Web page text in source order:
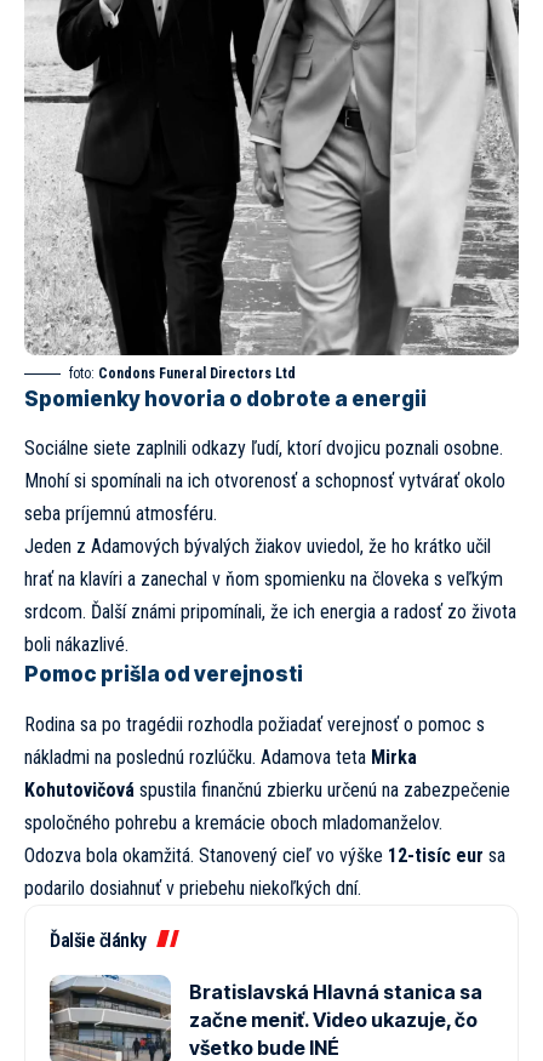
foto: Condons Funeral Directors Ltd
Spomienky hovoria o dobrote a energii
Sociálne siete zaplnili odkazy ľudí, ktorí dvojicu poznali osobne.
Mnohí si spomínali na ich otvorenosť a schopnosť vytvárať okolo
seba príjemnú atmosféru.
Jeden z Adamových bývalých žiakov uviedol, že ho krátko učil
hrať na klavíri a zanechal v ňom spomienku na človeka s veľkým
srdcom. Ďalší známi pripomínali, že ich energia a radosť zo života
boli nákazlivé.
Pomoc prišla od verejnosti
Rodina sa po tragédii rozhodla požiadať verejnosť o pomoc s
nákladmi na poslednú rozlúčku. Adamova teta Mirka
Kohutovičová spustila finančnú zbierku určenú na zabezpečenie
spoločného pohrebu a kremácie oboch mladomanželov.
Odozva bola okamžitá. Stanovený cieľ vo výške 12-tisíc eur sa
podarilo dosiahnuť v priebehu niekoľkých dní.
Ďalšie články
Bratislavská Hlavná stanica sa
začne meniť. Video ukazuje, čo
všetko bude INÉ